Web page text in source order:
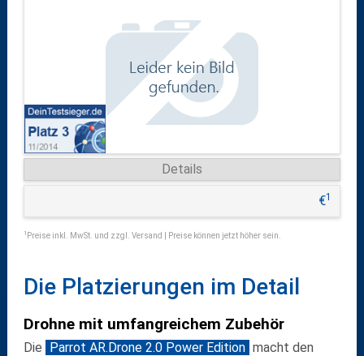
Details
€1
1 Preise inkl. MwSt. und zzgl. Versand | Preise können jetzt höher sein.
Die Platzierungen im Detail
Drohne mit umfangreichem Zubehör
Die Parrot AR.Drone 2.0 Power Edition macht den